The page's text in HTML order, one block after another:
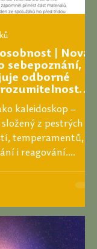
| Nová
sebepoznání,
odborné
kaleidoskop –
z pestrých
temperamentů,
i reagování....